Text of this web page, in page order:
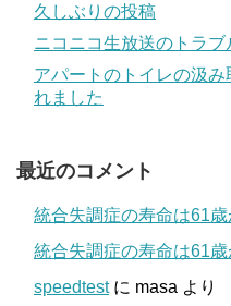
久しぶりの投稿
ニコニコ生放送のトラブ
アパートのトイレの汲
れました
最近のコメント
統合失調症の寿命は61歳
統合失調症の寿命は61歳
speedtestに masa より